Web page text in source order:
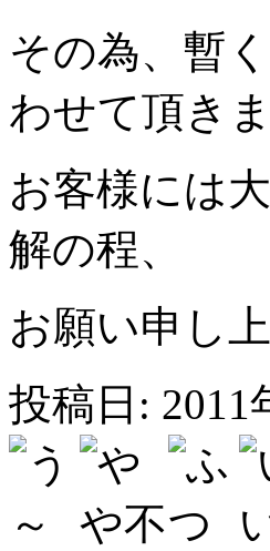
その為、暫
わせて頂きま
お客様には
解の程、
お願い申し
投稿日: